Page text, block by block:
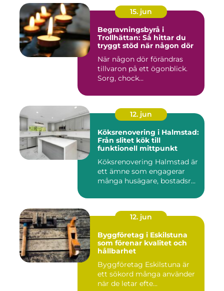
15. jun
Begravningsbyrå i
Trollhättan: Så hittar du
tryggt stöd när någon dör
När någon dör förändras
tillvaron på ett ögonblick.
Sorg, chock...
12. jun
Köksrenovering i Halmstad:
Från slitet kök till
funktionell mittpunkt
Köksrenovering Halmstad är
ett ämne som engagerar
många husägare, bostadsr...
12. jun
Byggföretag i Eskilstuna
som förenar kvalitet och
hållbarhet
Byggföretag Eskilstuna är
ett sökord många använder
när de letar efte...